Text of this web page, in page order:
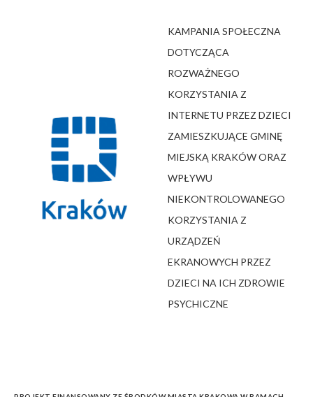
KAMPANIA SPOŁECZNA
DOTYCZĄCA
ROZWAŻNEGO
KORZYSTANIA Z
INTERNETU PRZEZ DZIECI
ZAMIESZKUJĄCE GMINĘ
MIEJSKĄ KRAKÓW ORAZ
WPŁYWU
NIEKONTROLOWANEGO
KORZYSTANIA Z
URZĄDZEŃ
EKRANOWYCH PRZEZ
DZIECI NA ICH ZDROWIE
PSYCHICZNE